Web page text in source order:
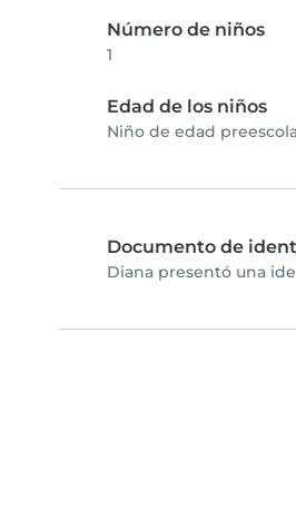
Número de niños
1
Edad de los niños
Niño de edad
Documento de
Diana presentó una